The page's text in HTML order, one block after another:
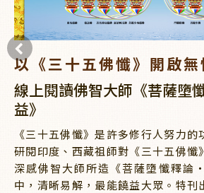
以《三十五佛懺》開啟無
線上閱讀佛智大師《菩薩墮
益》
《三十五佛懺》是許多修行人努力
研閱印度、西藏祖師對《三十五佛懺
深感佛智大師所造《菩薩墮懺釋論
中，清晰易解，最能饒益大眾。特刊